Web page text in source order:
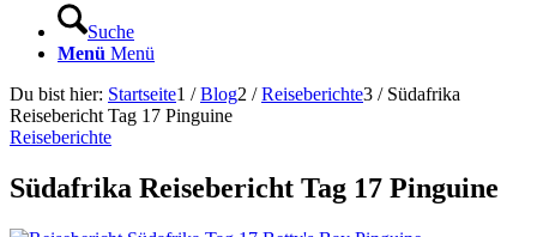
Suche
Menü Menü
Du bist hier: Startseite1 / Blog2 / Reiseberichte3 / Südafrika
Reisebericht Tag 17 Pinguine
Reiseberichte
Südafrika Reisebericht Tag 17 Pinguine